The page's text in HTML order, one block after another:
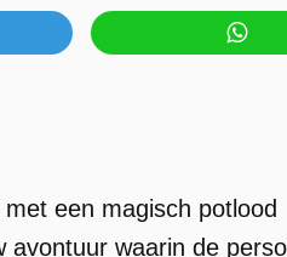
een magisch potlood
avontuur waarin de